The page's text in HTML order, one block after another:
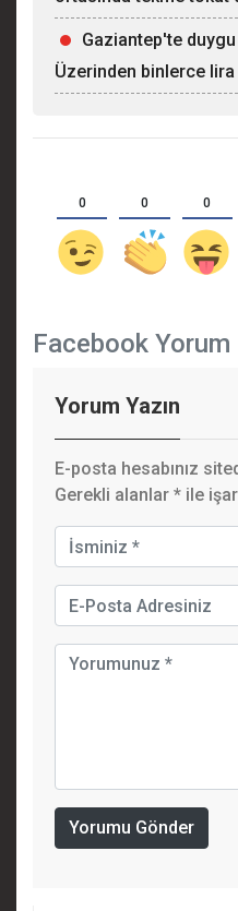
Gaziantep'te
Üzerinden binlerce lira
0 0 0
Facebook Yorum
Yorum Yazın
E-posta hesabınız
Gerekli alanlar * ile
Yorumu Gönder